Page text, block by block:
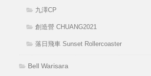
九澤CP
創造營 CHUANG2021
落日飛車 Sunset Rollercoaster
Bell Warisara